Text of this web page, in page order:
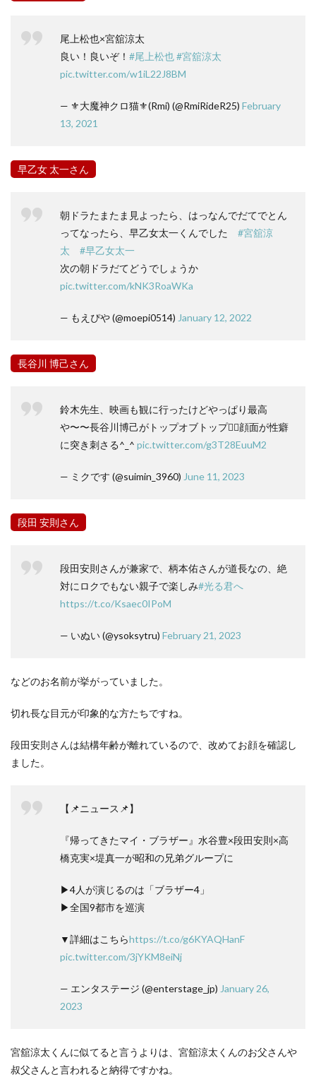
尾上松也×宮舘涼太
良い！良いぞ！ #尾上松也#宮舘涼太
pic.twitter.com/w1iL22J8BM
— ⚜️大魔神クロ猫⚜️(Rmi) (@RmiRideR25) February
13, 2021
早乙女 太一さん
朝ドラたまたま見よったら、はっなんでだてでとん
ってなったら、早乙女太一くんでした #宮舘涼
太
#早乙女太一
次の朝ドラだてどうでしょうか
pic.twitter.com/kNK3RoaWKa
— もえぴや (@moepi0514) January 12, 2022
長谷川 博己さん
鈴木先生、映画も観に行ったけどやっぱり最高
や〜〜長谷川博己がトップオブトップ✌🏻顔面が性癖
に突き刺さる^_^ pic.twitter.com/g3T28EuuM2
— ミクです (@suimin_3960) June 11, 2023
段田 安則さん
段田安則さんが兼家で、柄本佑さんが道長なの、絶
対にロクでもない親子で楽しみ#光る君へ
https://t.co/Ksaec0IPoM
— いぬい (@ysoksytru) February 21, 2023
などのお名前が挙がっていました。
切れ長な目元が印象的な方たちですね。
段田安則さんは結構年齢が離れているので、改めてお顔を確認し
ました。
【📌ニュース📌】
『帰ってきたマイ・ブラザー』水谷豊×段田安則×高
橋克実×堤真一が昭和の兄弟グループに
▶4人が演じるのは「ブラザー4」
▶全国9都市を巡演
▼詳細はこちらhttps://t.co/g6KYAQHanF
pic.twitter.com/3jYKM8eiNj
— エンタステージ (@enterstage_jp) January 26,
2023
宮舘涼太くんに似てると言うよりは、宮舘涼太くんのお父さんや
叔父さんと言われると納得ですかね。